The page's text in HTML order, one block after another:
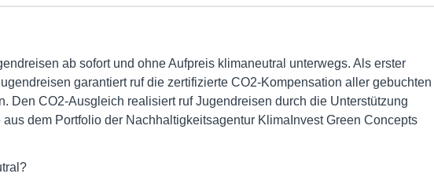
ab sofort und ohne Aufpreis klimaneutral unterwegs. Als erster
garantiert ruf die zertifizierte CO2-Kompensation aller gebuchten
Den CO2-Ausgleich realisiert ruf Jugendreisen durch die Unterstützung
dem Portfolio der Nachhaltigkeitsagentur KlimaInvest Green Concepts